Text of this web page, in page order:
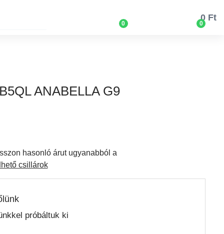
0 0
0 Ft
ANABELLA G9
hasonló árut ugyanabból a
csillárok
próbáltuk ki